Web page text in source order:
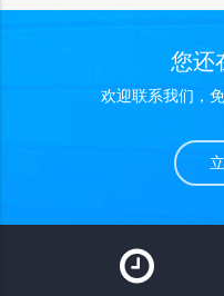
您还
欢迎联系我们，